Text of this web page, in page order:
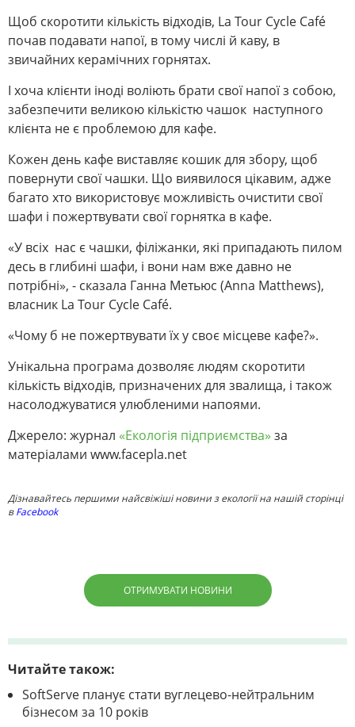
Щоб скоротити кількість відходів, La Tour Cycle Café
почав подавати напої, в тому числі й каву, в
звичайних керамічних горнятах.
І хоча клієнти іноді воліють брати свої напої з собою,
забезпечити великою кількістю чашок наступного
клієнта не є проблемою для кафе.
Кожен день кафе виставляє кошик для збору, щоб
повернути свої чашки. Що виявилося цікавим, адже
багато хто використовує можливість очистити свої
шафи і пожертвувати свої горнятка в кафе.
«У всіх нас є чашки, філіжанки, які припадають пилом
десь в глибині шафи, і вони нам вже давно не
потрібні», - сказала Ганна Метьюс (Anna Matthews),
власник La Tour Cycle Café.
«Чому б не пожертвувати їх у своє місцеве кафе?».
Унікальна програма дозволяє людям скоротити
кількість відходів, призначених для звалища, і також
насолоджуватися улюбленими напоями.
Джерело: журнал «Екологія підприємства» за
матеріалами www.facepla.net
Дізнавайтесь першими найсвіжіші новини з екології на нашій сторінці
вFacebook
ОТРИМУВАТИ НОВИНИ
Читайте також:
SoftServe планує стати вуглецево-нейтральним
бізнесом за 10 років